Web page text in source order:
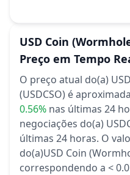
USD Coin
Preço em Tempo
O preço atual do(a)
(USDCSO) é
0.56% nas últimas 24
negociações do(a)
últimas 24 horas. O
do(a)USD Coin
correspondendo a <